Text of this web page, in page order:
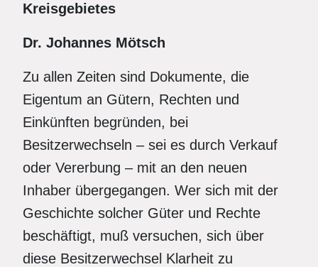
Kreisgebietes
Dr. Johannes Mötsch
Zu allen Zeiten sind Dokumente, die
Eigentum an Gütern, Rechten und
Einkünften begründen, bei
Besitzerwechseln – sei es durch Verkauf
oder Vererbung – mit an den neuen
Inhaber übergegangen. Wer sich mit der
Geschichte solcher Güter und Rechte
beschäftigt, muß versuchen, sich über
diese Besitzerwechsel Klarheit zu